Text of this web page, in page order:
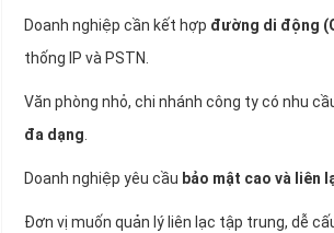
Doanh nghiệp cần kết hợp đường di động
thống IP và PSTN.
Văn phòng nhỏ, chi nhánh công ty có nhu
đa dạng
Doanh nghiệp yêu cầu bảo mật cao và liên
Đơn vị muốn quản lý liên lạc tập trung, dễ